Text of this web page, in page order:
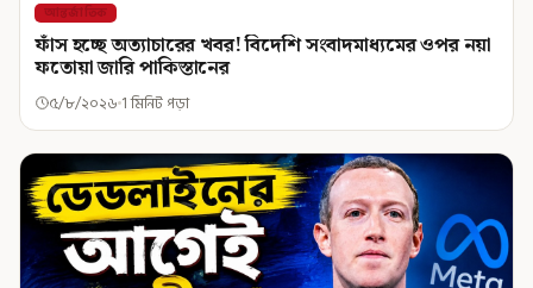
আন্তর্জাতিক
ফাঁস হচ্ছে অত্যাচারের খবর! বিদেশি সংবাদমাধ্যমের ওপর নয়া
ফতোয়া জারি পাকিস্তানের
৫/৮/২০২৬ 1 মিনিট পড়া